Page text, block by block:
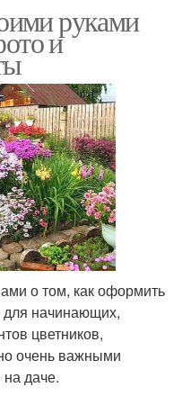
руками
и
о том, как оформить
для начинающих,
цветников,
очень важными
даче.